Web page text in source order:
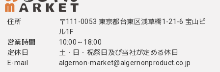
住所
〒111-0053 東京都台東区浅草橋1-21-6 宝山ビ
ル1F
営業時間
10:00～18:00
定休日
土・日・祝祭日及び当社が定める休日
E-mail
algernon-market@algernonproduct.co.jp